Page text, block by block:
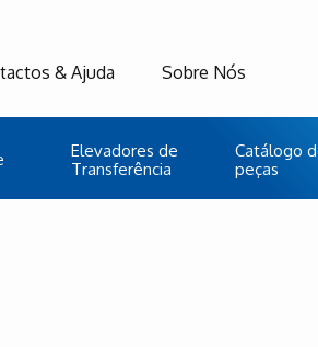
Elevadores de
Transferência
Catálogo
peças
& Ajuda Sobre Nós